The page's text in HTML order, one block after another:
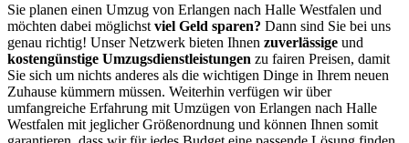
Sie planen einen Umzug von Erlangen nach Halle Westfalen und
möchten dabei möglichst viel Geld sparen? Dann sind Sie bei uns
genau richtig! Unser Netzwerk bieten Ihnen zuverlässige und
kostengünstige Umzugsdienstleistungen zu fairen Preisen, damit
Sie sich um nichts anderes als die wichtigen Dinge in Ihrem neuen
Zuhause kümmern müssen. Weiterhin verfügen wir über
umfangreiche Erfahrung mit Umzügen von Erlangen nach Halle
Westfalen mit jeglicher Größenordnung und können Ihnen somit